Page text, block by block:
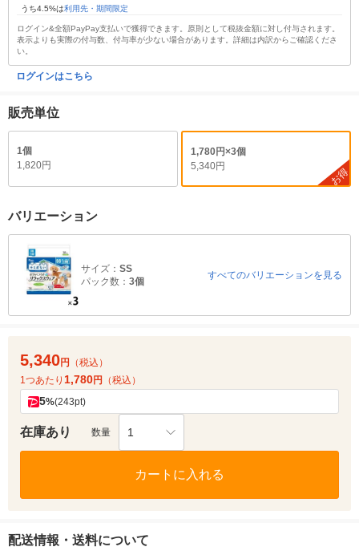
うち4.5%は利用先・期間限定
ログイン&全額PayPay支払いで獲得できます。原則として税抜金額に対し付与されます。
表示よりも実際の付与数、付与率が少ない場合があります。詳細は内訳からご確認くださ
い。
ログインはこちら
販売単位
1個
1,820円
1,780円×3個
5,340円
お得
バリエーション
サイズ： SS
パック数： 3個
すべてのバリエーションを見る
5,340円
（税込）
1つあたり 1,780円 （税込）
5%(243pt)
在庫あり 数量 1
カートに入れる
配送情報・送料について